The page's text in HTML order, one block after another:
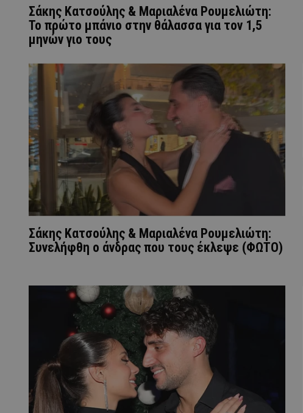
Σάκης Κατσούλης & Μαριαλένα Ρουμελιώτη:
Το πρώτο μπάνιο στην θάλασσα για τον 1,5
μηνών γιο τους
Σάκης Κατσούλης & Μαριαλένα Ρουμελιώτη:
Συνελήφθη ο άνδρας που τους έκλεψε (ΦΩΤΟ)